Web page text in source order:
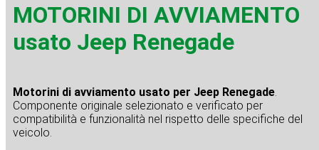
MOTORINI DI AVVIAMENTO
usato Jeep Renegade
Motorini di avviamento usato per Jeep Renegade.
Componente originale selezionato e verificato per
compatibilità e funzionalità nel rispetto delle specifiche del
veicolo.